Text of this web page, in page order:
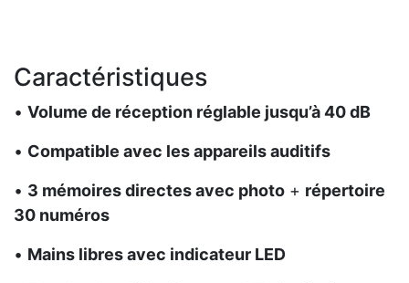
Caractéristiques
• Volume de réception réglable jusqu’à 40 dB
• Compatible avec les appareils auditifs
• 3 mémoires directes avec photo + répertoire
30 numéros
• Mains libres avec indicateur LED